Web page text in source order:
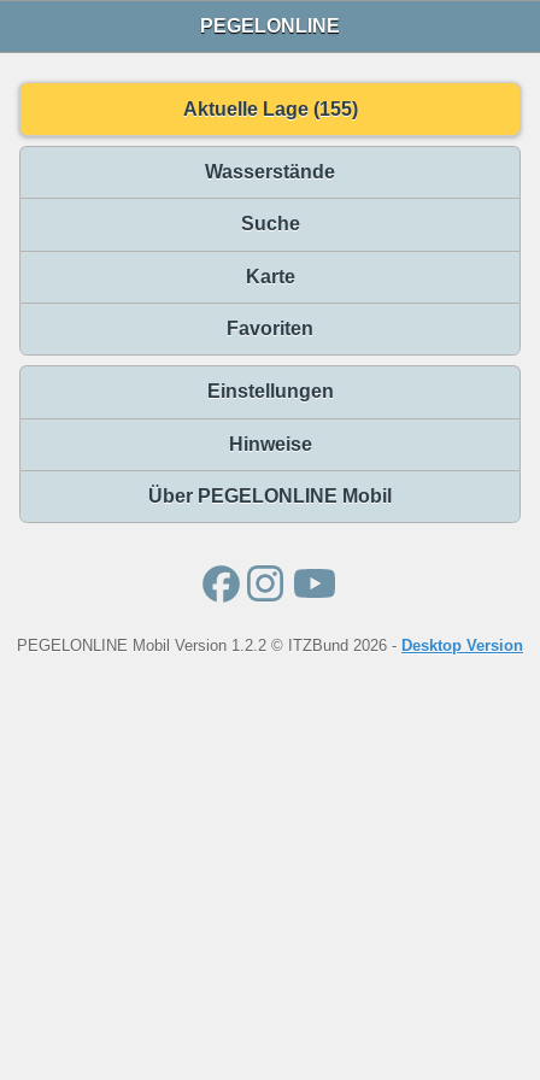
PEGELONLINE
Aktuelle Lage (155)
Wasserstände
Suche
Karte
Favoriten
Einstellungen
Hinweise
Über PEGELONLINE Mobil
PEGELONLINE Mobil Version 1.2.2 © ITZBund 2026 - Desktop Version